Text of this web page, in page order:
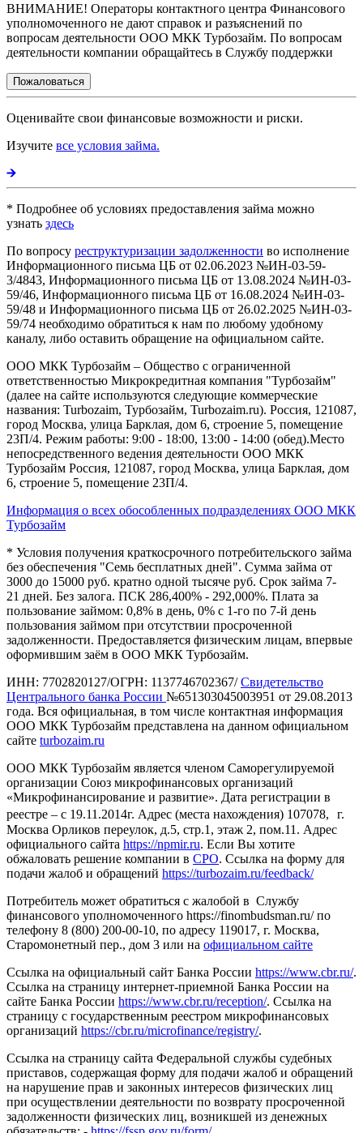
ВНИМАНИЕ! Операторы контактного центра Финансового
уполномоченного не дают справок и разъяснений по
вопросам деятельности ООО МКК Турбозайм. По вопросам
деятельности компании обращайтесь в Службу поддержки
Пожаловаться
Оценивайте свои финансовые возможности и риски.
Изучите все условия займа.
* Подробнее об условиях предоставления займа можно
узнать здесь
По вопросу реструктуризации задолженности во исполнение
Информационного письма ЦБ от 02.06.2023 №ИН-03-59-
3/4843, Информационного письма ЦБ от 13.08.2024 №ИН-03-
59/46, Информационного письма ЦБ от 16.08.2024 №ИН-03-
59/48 и Информационного письма ЦБ от 26.02.2025 №ИН-03-
59/74 необходимо обратиться к нам по любому удобному
каналу, либо оставить обращение на официальном сайте.
ООО МКК Турбозайм – Общество с ограниченной
ответственностью Микрокредитная компания "Турбозайм"
(далее на сайте используются следующие коммерческие
названия: Turbozaim, Турбозайм, Turbozaim.ru). Россия, 121087,
город Москва, улица Барклая, дом 6, строение 5, помещение
23П/4. Режим работы: 9:00 - 18:00, 13:00 - 14:00 (обед).Место
непосредственного ведения деятельности ООО МКК
Турбозайм Россия, 121087, город Москва, улица Барклая, дом
6, строение 5, помещение 23П/4.
Информация о всех обособленных подразделениях ООО МКК
Турбозайм
* Условия получения краткосрочного потребительского займа
без обеспечения "Семь бесплатных дней". Сумма займа от
3000 до 15000 руб. кратно одной тысяче руб. Срок займа 7-
21 дней. Без залога. ПСК 286,400% - 292,000%. Плата за
пользование займом: 0,8% в день, 0% с 1-го по 7-й день
пользования займом при отсутствии просроченной
задолженности. Предоставляется физическим лицам, впервые
оформившим заём в ООО МКК Турбозайм.
ИНН: 7702820127/ОГРН: 1137746702367/Свидетельство
Центрального банка России №651303045003951 от 29.08.2013
года. Вся официальная, в том числе контактная информация
ООО МКК Турбозайм представлена на данном официальном
сайте turbozaim.ru
ООО МКК Турбозайм является членом Саморегулируемой
организации Союз микрофинансовых организаций
«Микрофинансирование и развитие». Дата регистрации в
реестре – с 19.11.2014г. Адрес (места нахождения) 107078, г.
Москва Орликов переулок, д.5, стр.1, этаж 2, пом.11. Адрес
официального сайта https://npmir.ru. Если Вы хотите
обжаловать решение компании в СРО. Ссылка на форму для
подачи жалоб и обращений https://turbozaim.ru/feedback/
Потребитель может обратиться с жалобой в Службу
финансового уполномоченного https://finombudsman.ru/ по
телефону 8 (800) 200-00-10, по адресу 119017, г. Москва,
Старомонетный пер., дом 3 или на официальном сайте
Ссылка на официальный сайт Банка России https://www.cbr.ru/.
Ссылка на страницу интернет-приемной Банка России на
сайте Банка России https://www.cbr.ru/reception/. Ссылка на
страницу с государственным реестром микрофинансовых
организаций https://cbr.ru/microfinance/registry/.
Ссылка на страницу сайта Федеральной службы судебных
приставов, содержащая форму для подачи жалоб и обращений
на нарушение прав и законных интересов физических лиц
при осуществлении деятельности по возврату просроченной
задолженности физических лиц, возникшей из денежных